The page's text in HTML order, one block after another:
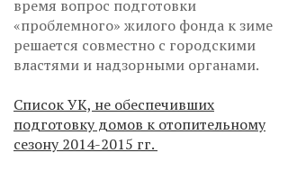
время вопрос подготовки
«проблемного» жилого фонда к зиме
решается совместно с городскими
властями и надзорными органами.
Список УК, не обеспечивших
подготовку домов к отопительному
сезону 2014-2015 гг.